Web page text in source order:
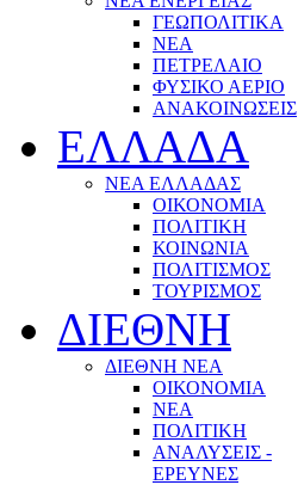
ΓΕΩΠΟΛΙΤΙΚΑ
ΝΕΑ
ΠΕΤΡΕΛΑΙΟ
ΦΥΣΙΚΟ ΑΕΡΙΟ
ΑΝΑΚΟΙΝΩΣΕΙΣ
ΕΛΛΑΔΑ
ΝΕΑ ΕΛΛΑΔΑΣ
ΟΙΚΟΝΟΜΙΑ
ΠΟΛΙΤΙΚΗ
ΚΟΙΝΩΝΙΑ
ΠΟΛΙΤΙΣΜΟΣ
ΤΟΥΡΙΣΜΟΣ
ΔΙΕΘΝΗ
ΔΙΕΘΝΗ ΝΕΑ
ΟΙΚΟΝΟΜΙΑ
ΝΕΑ
ΠΟΛΙΤΙΚΗ
ΑΝΑΛΥΣΕΙΣ -
ΕΡΕΥΝΕΣ